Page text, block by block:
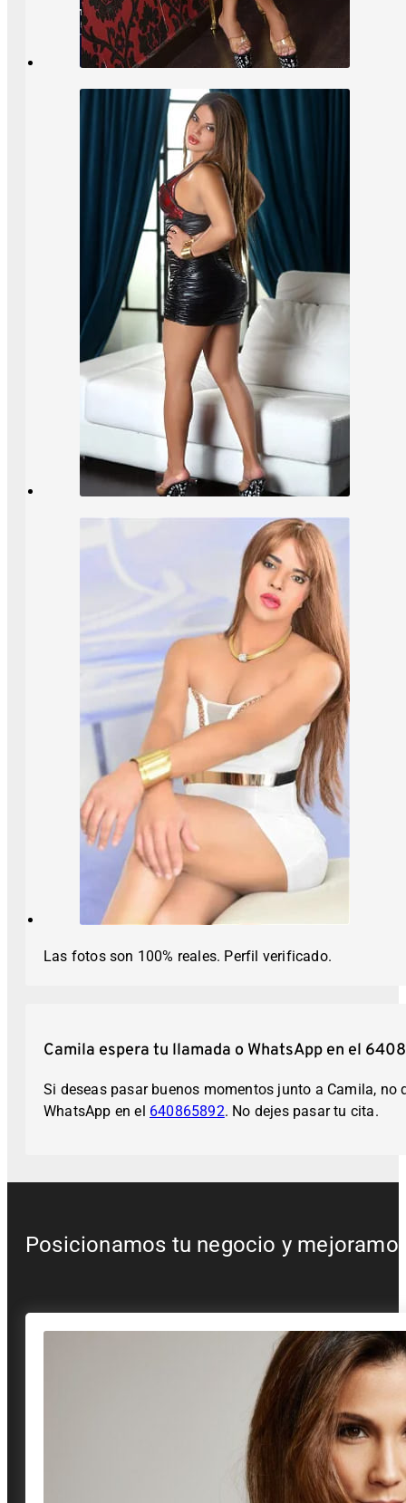
Las fotos son 100% reales. Perfil verificado.
Camila espera tu llamada o WhatsApp en el
Si deseas pasar buenos momentos junto a Camila,
WhatsApp en el 640865892. No dejes pasar tu cita.
Posicionamos tu negocio y